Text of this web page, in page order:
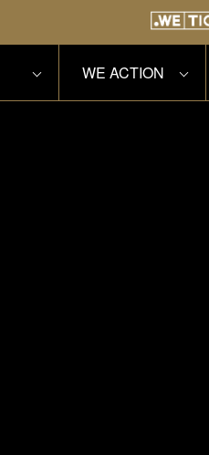
WE ACTION